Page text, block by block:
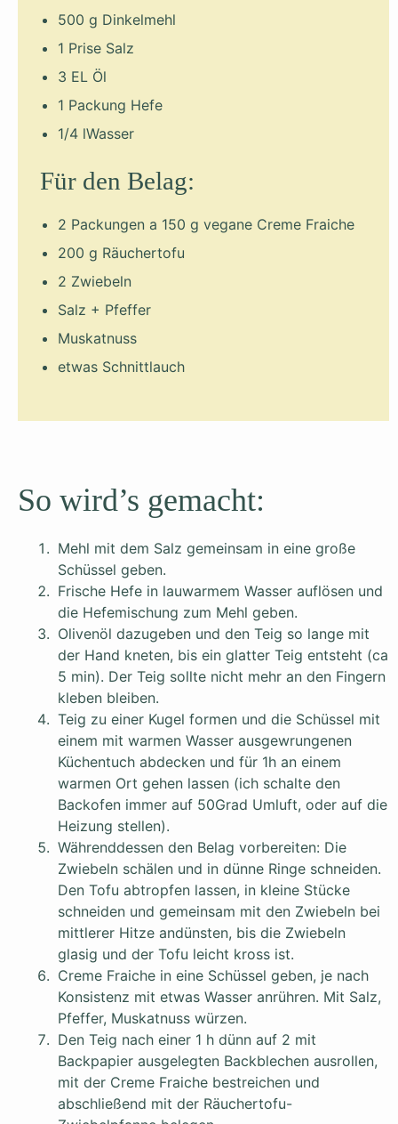
500 g Dinkelmehl
1 Prise Salz
3 EL Öl
1 Packung Hefe
1/4 lWasser
Für den Belag:
2 Packungen a 150 g vegane Creme Fraiche
200 g Räuchertofu
2 Zwiebeln
Salz + Pfeffer
Muskatnuss
etwas Schnittlauch
So wird’s gemacht:
Mehl mit dem Salz gemeinsam in eine große
Schüssel geben.
Frische Hefe in lauwarmem Wasser auflösen und
die Hefemischung zum Mehl geben.
Olivenöl dazugeben und den Teig so lange mit
der Hand kneten, bis ein glatter Teig entsteht (ca
5 min). Der Teig sollte nicht mehr an den Fingern
kleben bleiben.
Teig zu einer Kugel formen und die Schüssel mit
einem mit warmen Wasser ausgewrungenen
Küchentuch abdecken und für 1h an einem
warmen Ort gehen lassen (ich schalte den
Backofen immer auf 50Grad Umluft, oder auf die
Heizung stellen).
Währenddessen den Belag vorbereiten: Die
Zwiebeln schälen und in dünne Ringe schneiden.
Den Tofu abtropfen lassen, in kleine Stücke
schneiden und gemeinsam mit den Zwiebeln bei
mittlerer Hitze andünsten, bis die Zwiebeln
glasig und der Tofu leicht kross ist.
Creme Fraiche in eine Schüssel geben, je nach
Konsistenz mit etwas Wasser anrühren. Mit Salz,
Pfeffer, Muskatnuss würzen.
Den Teig nach einer 1 h dünn auf 2 mit
Backpapier ausgelegten Backblechen ausrollen,
mit der Creme Fraiche bestreichen und
abschließend mit der Räuchertofu-